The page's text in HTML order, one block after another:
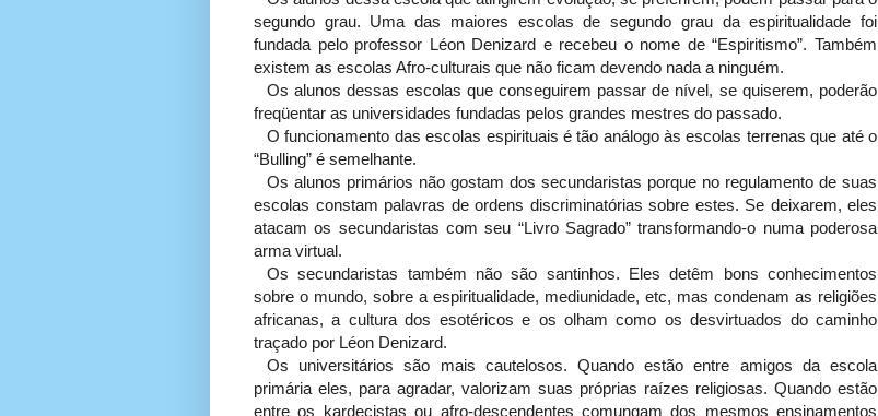
segundo grau. Uma das maiores escolas de segundo grau da espiritualidade foi
fundada pelo professor Léon Denizard e recebeu o nome de “Espiritismo”. Também
existem as escolas Afro-culturais que não ficam devendo nada a ninguém.
Os alunos dessas escolas que conseguirem passar de nível, se quiserem, poderão
freqüentar as universidades fundadas pelos grandes mestres do passado.
O funcionamento das escolas espirituais é tão análogo às escolas terrenas que até o
“Bulling” é semelhante.
Os alunos primários não gostam dos secundaristas porque no regulamento de suas
escolas constam palavras de ordens discriminatórias sobre estes. Se deixarem, eles
atacam os secundaristas com seu “Livro Sagrado” transformando-o numa poderosa
arma virtual.
Os secundaristas também não são santinhos. Eles detêm bons conhecimentos
sobre o mundo, sobre a espiritualidade, mediunidade, etc, mas condenam as religiões
africanas, a cultura dos esotéricos e os olham como os desvirtuados do caminho
traçado por Léon Denizard.
Os universitários são mais cautelosos. Quando estão entre amigos da escola
primária eles, para agradar, valorizam suas próprias raízes religiosas. Quando estão
entre os kardecistas ou afro-descendentes comungam dos mesmos ensinamentos